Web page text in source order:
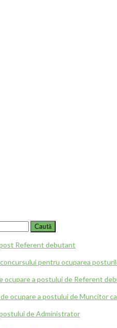
Referent debutant
pentru ocuparea
ocupare a postului de Referent
ocupare a postului de Muncitor
de Administrator